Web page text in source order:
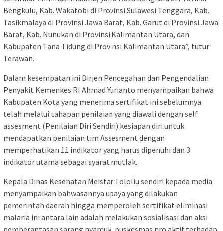
Bengkulu, Kab. Wakatobi di Provinsi Sulawesi Tenggara, Kab.
Tasikmalaya di Provinsi Jawa Barat, Kab. Garut di Provinsi Jawa
Barat, Kab. Nunukan di Provinsi Kalimantan Utara, dan
Kabupaten Tana Tidung di Provinsi Kalimantan Utara”, tutur
Terawan.
Dalam kesempatan ini Dirjen Pencegahan dan Pengendalian
Penyakit Kemenkes RI Ahmad Yurianto menyampaikan bahwa
Kabupaten Kota yang menerima sertifikat ini sebelumnya
telah melalui tahapan penilaian yang diawali dengan self
assesment (Penilaian Diri Sendiri) kesiapan diri untuk
mendapatkan penilaian tim Assesment dengan
memperhatikan 11 indikator yang harus dipenuhi dan 3
indikator utama sebagai syarat mutlak.
Kepala Dinas Kesehatan Meistar Tololiu sendiri kepada media
menyampaikan bahwasannya upaya yang dilakukan
pemerintah daerah hingga memperoleh sertifikat eliminasi
malaria ini antara lain adalah melakukan sosialisasi dan aksi
pemberantasan sarang nyamuk, puskesmas pro aktif terhadap